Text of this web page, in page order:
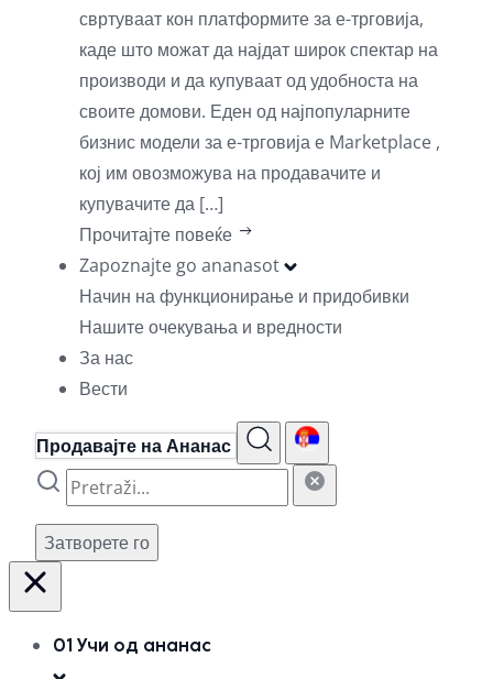
свртуваат кон платформите за е-трговија,
каде што можат да најдат широк спектар на
производи и да купуваат од удобноста на
своите домови. Еден од најпопуларните
бизнис модели за е-трговија е Marketplace ,
кој им овозможува на продавачите и
купувачите да […]
Прочитајте повеќе
Zapoznajte go ananasot
Начин на функционирање и придобивки
Нашите очекувања и вредности
За нас
Вести
Продавајте на Ананас
Затворете го
01 Учи од ананас